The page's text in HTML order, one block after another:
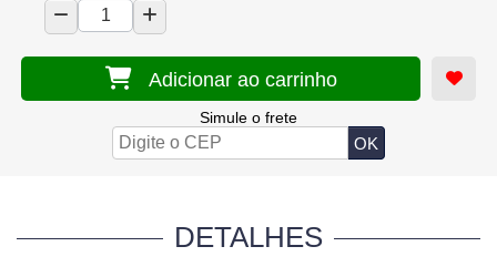
Adicionar ao carrinho
Simule o frete
DETALHES